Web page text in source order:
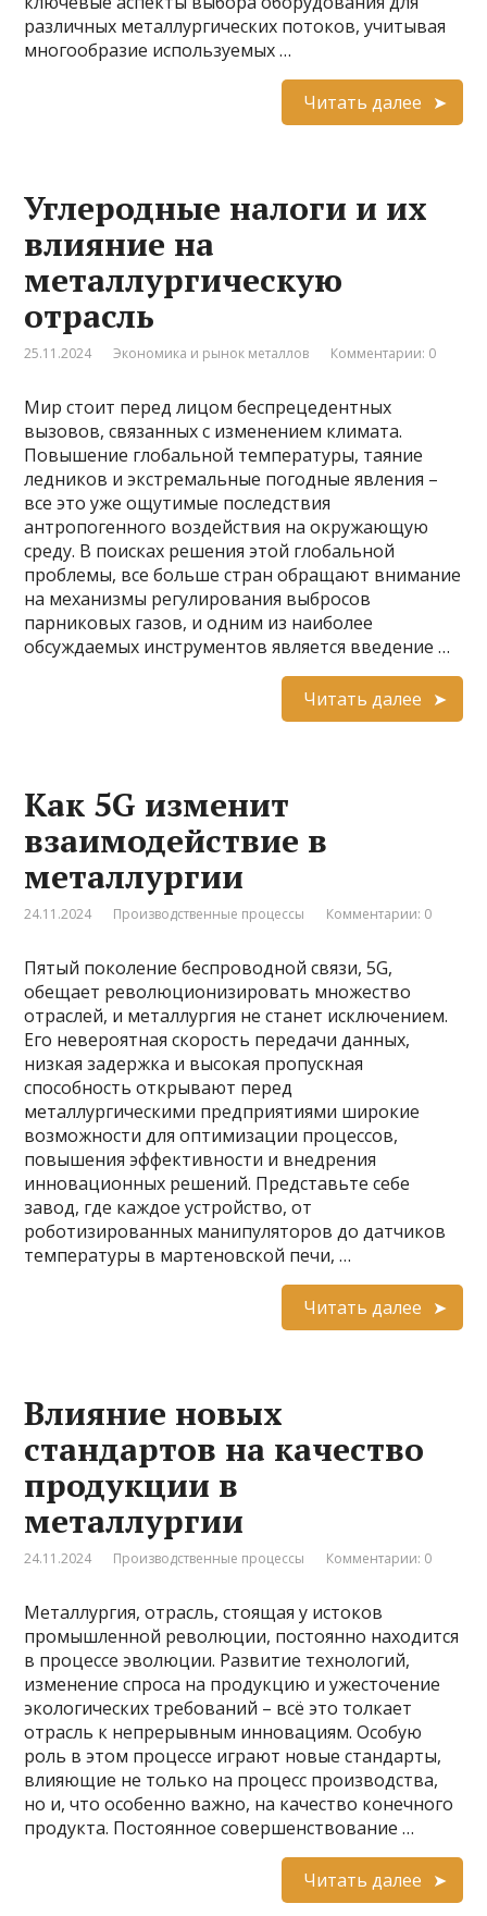
различных металлургических потоков, учитывая
многообразие используемых …
Читать далее
Углеродные налоги и их
влияние на
металлургическую
отрасль
25.11.2024 Экономика и рынок металлов Комментарии: 0
Мир стоит перед лицом беспрецедентных
вызовов, связанных с изменением климата.
Повышение глобальной температуры, таяние
ледников и экстремальные погодные явления –
все это уже ощутимые последствия
антропогенного воздействия на окружающую
среду. В поисках решения этой глобальной
проблемы, все больше стран обращают внимание
на механизмы регулирования выбросов
парниковых газов, и одним из наиболее
обсуждаемых инструментов является введение …
Читать далее
Как 5G изменит
взаимодействие в
металлургии
24.11.2024 Производственные процессы Комментарии: 0
Пятый поколение беспроводной связи, 5G,
обещает революционизировать множество
отраслей, и металлургия не станет исключением.
Его невероятная скорость передачи данных,
низкая задержка и высокая пропускная
способность открывают перед
металлургическими предприятиями широкие
возможности для оптимизации процессов,
повышения эффективности и внедрения
инновационных решений. Представьте себе
завод, где каждое устройство, от
роботизированных манипуляторов до датчиков
температуры в мартеновской печи, …
Читать далее
Влияние новых
стандартов на качество
продукции в
металлургии
24.11.2024 Производственные процессы Комментарии: 0
Металлургия, отрасль, стоящая у истоков
промышленной революции, постоянно находится
в процессе эволюции. Развитие технологий,
изменение спроса на продукцию и ужесточение
экологических требований – всё это толкает
отрасль к непрерывным инновациям. Особую
роль в этом процессе играют новые стандарты,
влияющие не только на процесс производства,
но и, что особенно важно, на качество конечного
продукта. Постоянное совершенствование …
Читать далее